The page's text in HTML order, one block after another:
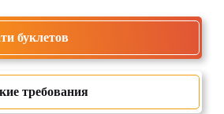
буклетов
требования